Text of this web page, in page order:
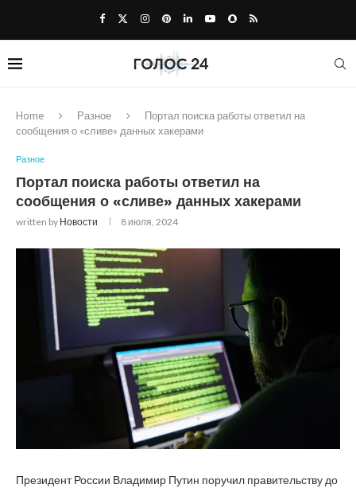
Home Разное
Портал поиска работы ответил на
сообщения о «сливе» данных хакерами
Разное
Портал поиска работы ответил на
сообщения о «сливе» данных хакерами
written by Новости 8 июля, 2024
Президент России Владимир Путин поручил правительству до